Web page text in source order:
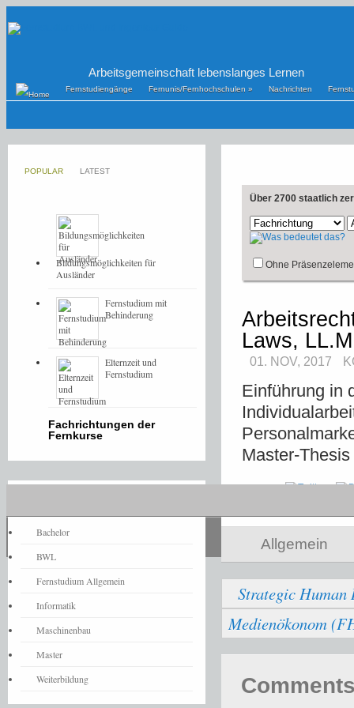
Arbeitsgemeinschaft lebenslanges Lernen
Fernstudiengänge Fernunis/Fernhochschulen » Nachrichten
Über 2700 staatlich
Ohne
Laws,
01. NOV, 2017
Einführung in
Master-Thesis
Allgemein
Strategic Human
Medienökonom
POPULAR LATEST
Bildungsmöglichkeiten für
Ausländer
Fernstudium mit
Behinderung
Elternzeit und
Fernstudium
Fachrichtungen der
Fernkurse
Bachelor
BWL
Fernstudium Allgemein
Informatik
Maschinenbau
Master
Weiterbildung